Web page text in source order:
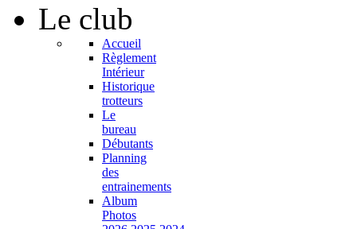
Le club
Accueil
Règlement
Intérieur
Historique
trotteurs
Le
bureau
Débutants
Planning
des
entrainements
Album
Photos